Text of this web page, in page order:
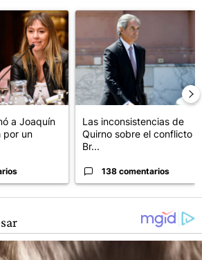
con el título "Di Tullio impugnó a
a Joaquín
por un
Un artículo de tendencia con
Las inconsistencias de
Quirno sobre el conflicto con
Br...
138 comentarios